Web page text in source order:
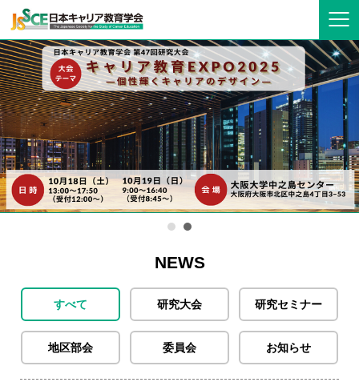
NEWS
すべて 研究大会 研究セミナー
地区部会 委員会 お知らせ